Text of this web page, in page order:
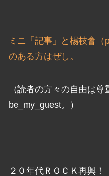
ミニ「記事」と楊枝會
のある方はぜし。
（読者の方々の自由は尊
be_my_guest。）
２０年代ＲＯＣＫ再興！